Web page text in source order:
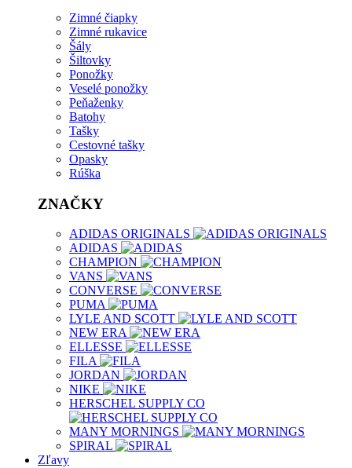
Zimné čiapky
Zimné rukavice
Šály
Šiltovky
Ponožky
Veselé ponožky
Peňaženky
Batohy
Tašky
Cestovné tašky
Opasky
Rúška
ZNAČKY
ADIDAS ORIGINALS
ADIDAS
CHAMPION
VANS
CONVERSE
PUMA
LYLE AND SCOTT
NEW ERA
ELLESSE
FILA
JORDAN
NIKE
HERSCHEL SUPPLY CO
MANY MORNINGS
SPIRAL
Zľavy